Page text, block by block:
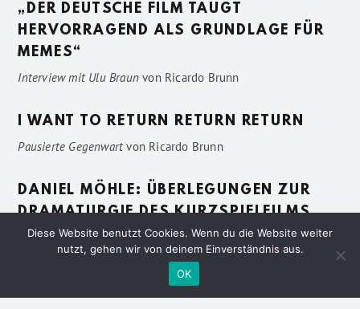
„DER DEUTSCHE FILM TAUGT
HERVORRAGEND ALS GRUNDLAGE FÜR
MEMES“
Interview mit Ulu Braun von Ricardo Brunn
I WANT TO RETURN RETURN RETURN
Pausierte Gegenwartvon Ricardo Brunn
DANIEL MÖHLE: ÜBERLEGUNGEN ZUR
DRAMATURGIE DES KURZSPIELFILMS
Vage BeschreibungenvonSven Pötting
Datenschutzerklärung
Diese Website benutzt Cookies. Wenn du die Website weiter
nutzt, gehen wir von deinem Einverständnis aus.
OK